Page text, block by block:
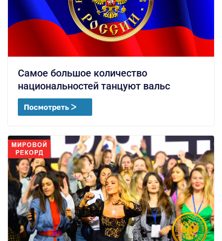
Самое большое количество
национальностей танцуют вальс
Посмотреть ᐳ